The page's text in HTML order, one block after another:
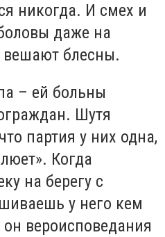
никогда. И смех и
даже на
вешают блесны.
– ей больны
Шутя
партия у них одна,
Когда
на берегу с
у него кем
он вероисповедания